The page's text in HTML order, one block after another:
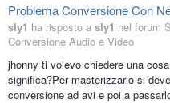
Problema Conversione Con
sly1 ha risposto a sly1 nel forum
Conversione Audio e Video
jhonny ti volevo chiedere una
significa?Per masterizzarlo si
conversione ad avi e poi a